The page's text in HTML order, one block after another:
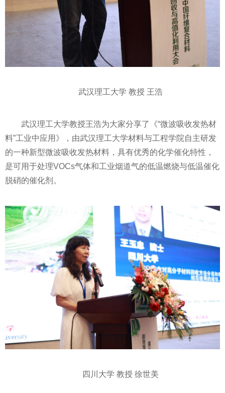
武汉理工大学 教授 王浩
武汉理工大学教授王浩为大家分享了《“微波吸收发热材
料”工业中应用》，由武汉理工大学材料与工程学院自主研发
的一种新型微波吸收发热材料，具有优秀的化学催化特性 ，
是可用于处理VOCs气体和工业烟道气的低温燃烧与低温催化
脱硝的催化剂。
四川大学 教授 徐世美